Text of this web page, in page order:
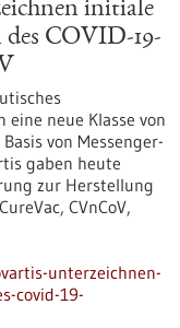
initiale
COVID-19-
neue Klasse von
von Messenger-
gaben heute
zur Herstellung
CVnCoV,
unterzeichnen-
covid-19-